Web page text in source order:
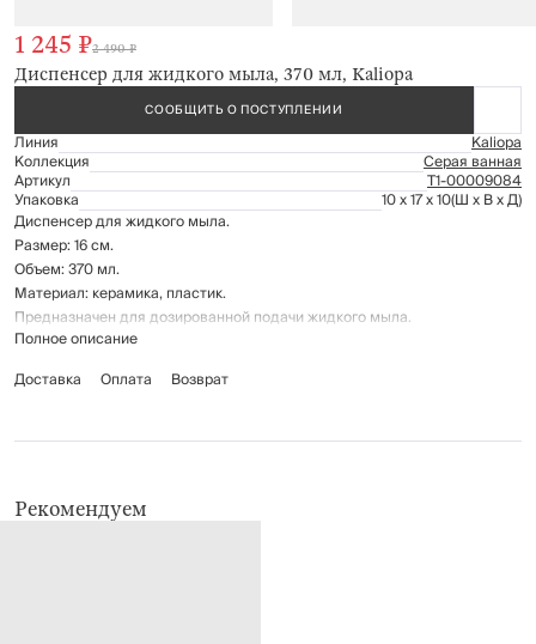
Диспенсер для жидкого мыла, 370 мл, Kaliopa
1 245 ₽2 490 ₽
СООБЩИТЬ О ПОСТУПЛЕНИИ
Линия Kaliopa
Коллекция Серая ванная
Артикул Т1-00009084
Упаковка 10 x 17 x 10(Ш x В x Д)
Диспенсер для жидкого мыла.
Размер: 16 см.
Объем: 370 мл.
Материал: керамика, пластик.
Предназначен для дозированной подачи жидкого мыла.
Рекомендации по уходу: мыть вручную с применением мягких моющих
Полное описание
Доставка
Оплата Возврат
Рекомендуем